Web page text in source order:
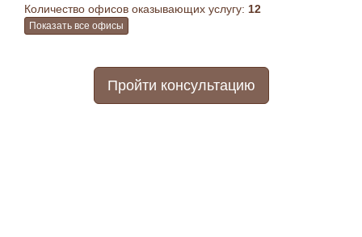
Количество офисов оказывающих услугу: 12
Показать все офисы
Пройти консультацию